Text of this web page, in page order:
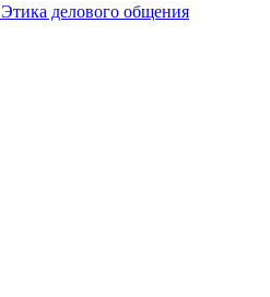
Этика делового общения